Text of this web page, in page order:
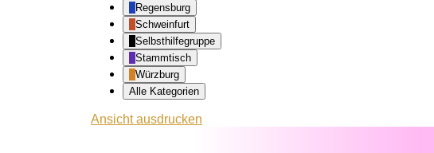
Regensburg
Schweinfurt
Selbsthilfegruppe
Stammtisch
Würzburg
Alle Kategorien
Ansichtausdrucken